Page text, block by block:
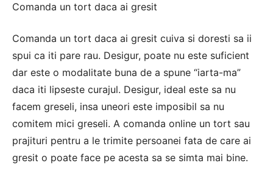
Comanda un tort daca ai gresit
Comanda un tort daca ai gresit cuiva si doresti sa ii
spui ca iti pare rau. Desigur, poate nu este suficient
dar este o modalitate buna de a spune “iarta-ma”
daca iti lipseste curajul. Desigur, ideal este sa nu
facem greseli, insa uneori este imposibil sa nu
comitem mici greseli. A comanda online un tort sau
prajituri pentru a le trimite persoanei fata de care ai
gresit o poate face pe acesta sa se simta mai bine.